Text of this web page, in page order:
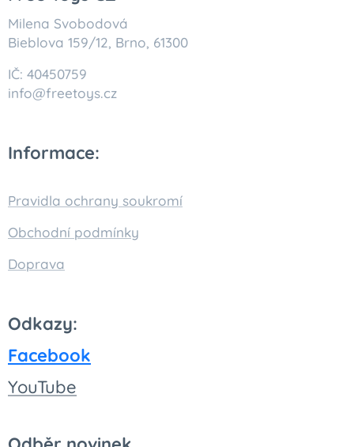
Milena Svobodová
Bieblova 159/12, Brno, 61300
IČ: 40450759
info@freetoys.cz
Informace:
Pravidla ochrany soukromí
Obchodní podmínky
Doprava
Odkazy:
Facebook
YouTube